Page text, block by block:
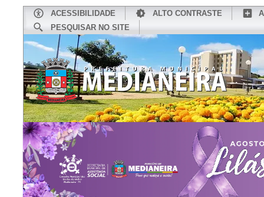
ACESSIBILIDADE ALTO CONTRASTE
PESQUISAR NO SITE
CONHEÇA MEDIANEIRA